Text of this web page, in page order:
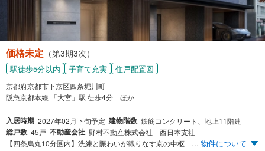
価格未定 （第3期3次）
駅徒歩5分以内 子育て充実 住戸配置図
京都府京都市下京区四条堀川町
阪急京都本線 「大宮」駅 徒歩4分 ほか
入居時期 2027年02月下旬予定 建物階数 鉄筋コンクリート、地上11階建
総戸数 45戸 不動産会社 野村不動産株式会社 西日本支社
【四条烏丸10分圏内】洗練と賑わいが織りなす京の中枢 【阪急線駅近の利便性】通勤特急停車駅「大宮」駅徒歩4分 特急停車駅「烏丸」駅徒歩9分 【47m²台～113m²台】収納力に特化した多彩なプラン 物件について